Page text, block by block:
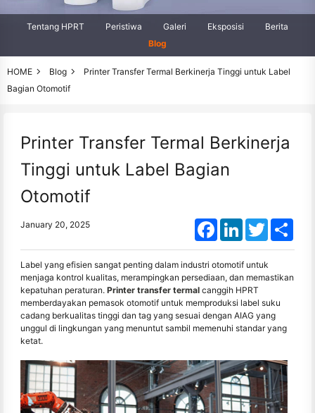
Tentang HPRT Peristiwa Galeri Eksposisi
Berita
Blog
HOME Blog
Printer Transfer Termal Berkinerja Tinggi untuk Label
Bagian Otomotif
Printer Transfer Termal Berkinerja
Tinggi untuk Label Bagian
Otomotif
January 20, 2025 FacebookLinkedInTwitter
Label yang efisien sangat penting dalam industri otomotif untuk
menjaga kontrol kualitas, merampingkan persediaan, dan memastikan
kepatuhan peraturan. Printer transfer termal canggih HPRT
memberdayakan pemasok otomotif untuk memproduksi label suku
cadang berkualitas tinggi dan tag yang sesuai dengan AIAG yang
unggul di lingkungan yang menuntut sambil memenuhi standar yang
ketat.